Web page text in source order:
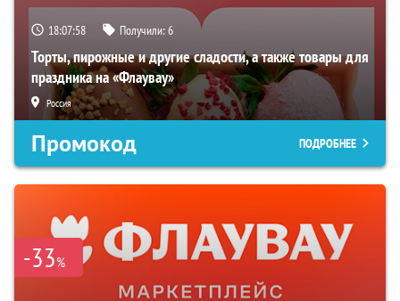
18:07:57 Получили:6
Торты, пирожные и другие сладости, а также товары для
праздника на «Флаувау»
Россия
Промокод ПОДРОБНЕЕ
-33%